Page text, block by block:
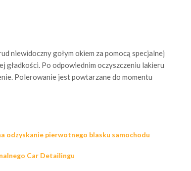
niewidoczny gołym okiem za pomocą specjalnej
gładkości. Po odpowiednim oczyszczeniu lakieru
Polerowanie jest powtarzane do momentu
odzyskanie pierwotnego blasku samochodu
Car Detailingu